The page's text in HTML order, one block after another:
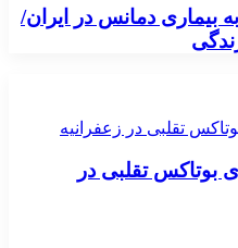
بیماری دمانس در ایران/
بوتاکس تقلبی در